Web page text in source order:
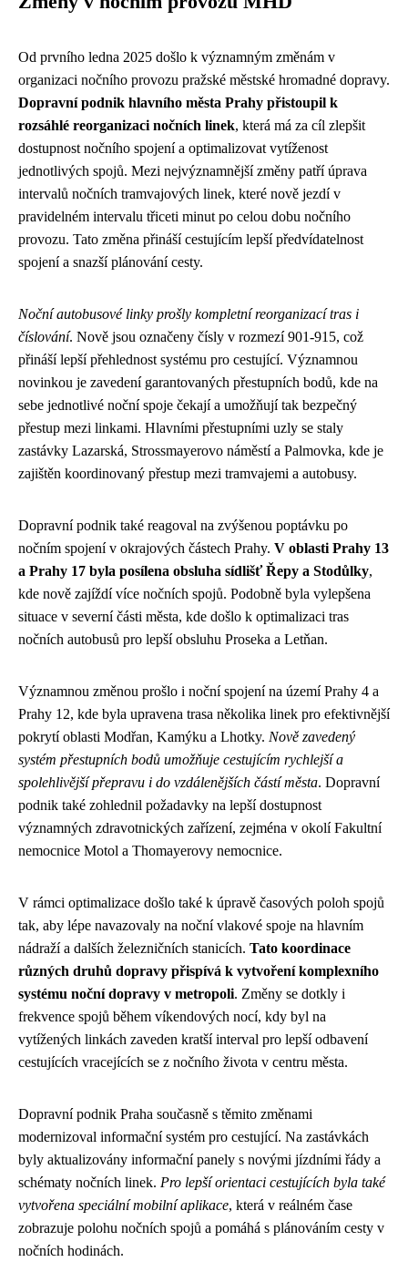
Od prvního ledna 2025 došlo k významným změnám v
organizaci nočního provozu pražské městské hromadné dopravy.
Dopravní podnik hlavního města Prahy přistoupil k
rozsáhlé reorganizaci nočních linek, která má za cíl zlepšit
dostupnost nočního spojení a optimalizovat vytíženost
jednotlivých spojů. Mezi nejvýznamnější změny patří úprava
intervalů nočních tramvajových linek, které nově jezdí v
pravidelném intervalu třiceti minut po celou dobu nočního
provozu. Tato změna přináší cestujícím lepší předvídatelnost
spojení a snazší plánování cesty.
Noční autobusové linky prošly kompletní reorganizací tras i
číslování. Nově jsou označeny čísly v rozmezí 901-915, což
přináší lepší přehlednost systému pro cestující. Významnou
novinkou je zavedení garantovaných přestupních bodů, kde na
sebe jednotlivé noční spoje čekají a umožňují tak bezpečný
přestup mezi linkami. Hlavními přestupními uzly se staly
zastávky Lazarská, Strossmayerovo náměstí a Palmovka, kde je
zajištěn koordinovaný přestup mezi tramvajemi a autobusy.
Dopravní podnik také reagoval na zvýšenou poptávku po
nočním spojení v okrajových částech Prahy. V oblasti Prahy 13
a Prahy 17 byla posílena obsluha sídlišť Řepy a Stodůlky,
kde nově zajíždí více nočních spojů. Podobně byla vylepšena
situace v severní části města, kde došlo k optimalizaci tras
nočních autobusů pro lepší obsluhu Proseka a Letňan.
Významnou změnou prošlo i noční spojení na území Prahy 4 a
Prahy 12, kde byla upravena trasa několika linek pro efektivnější
pokrytí oblasti Modřan, Kamýku a Lhotky. Nově zavedený
systém přestupních bodů umožňuje cestujícím rychlejší a
spolehlivější přepravu i do vzdálenějších částí města. Dopravní
podnik také zohlednil požadavky na lepší dostupnost
významných zdravotnických zařízení, zejména v okolí Fakultní
nemocnice Motol a Thomayerovy nemocnice.
V rámci optimalizace došlo také k úpravě časových poloh spojů
tak, aby lépe navazovaly na noční vlakové spoje na hlavním
nádraží a dalších železničních stanicích. Tato koordinace
různých druhů dopravy přispívá k vytvoření komplexního
systému noční dopravy v metropoli. Změny se dotkly i
frekvence spojů během víkendových nocí, kdy byl na
vytížených linkách zaveden kratší interval pro lepší odbavení
cestujících vracejících se z nočního života v centru města.
Dopravní podnik Praha současně s těmito změnami
modernizoval informační systém pro cestující. Na zastávkách
byly aktualizovány informační panely s novými jízdními řády a
schématy nočních linek. Pro lepší orientaci cestujících byla také
vytvořena speciální mobilní aplikace, která v reálném čase
zobrazuje polohu nočních spojů a pomáhá s plánováním cesty v
nočních hodinách.